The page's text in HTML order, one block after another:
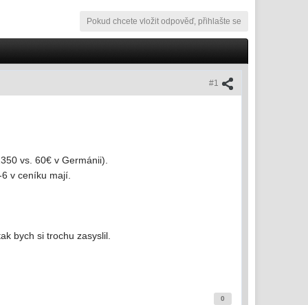
Pokud chcete vložit odpověď, přihlašte se
#1
vs. 60€ v Germánii).
v ceníku mají.
bych si trochu zasyslil.
0